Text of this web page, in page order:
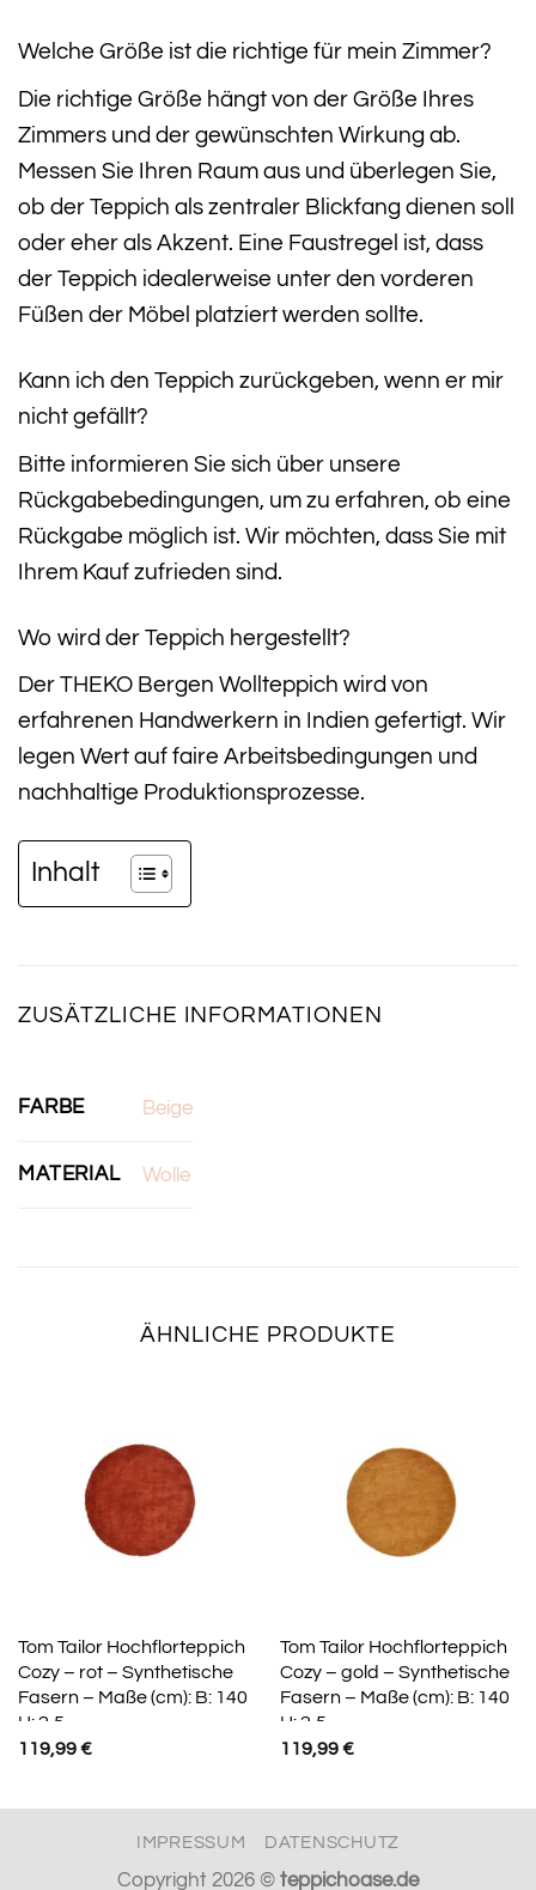
Welche Größe ist die richtige für mein Zimmer?
Die richtige Größe hängt von der Größe Ihres
Zimmers und der gewünschten Wirkung ab.
Messen Sie Ihren Raum aus und überlegen Sie,
ob der Teppich als zentraler Blickfang dienen soll
oder eher als Akzent. Eine Faustregel ist, dass
der Teppich idealerweise unter den vorderen
Füßen der Möbel platziert werden sollte.
Kann ich den Teppich zurückgeben, wenn er mir
nicht gefällt?
Bitte informieren Sie sich über unsere
Rückgabebedingungen, um zu erfahren, ob eine
Rückgabe möglich ist. Wir möchten, dass Sie mit
Ihrem Kauf zufrieden sind.
Wo wird der Teppich hergestellt?
Der THEKO Bergen Wollteppich wird von
erfahrenen Handwerkern in Indien gefertigt. Wir
legen Wert auf faire Arbeitsbedingungen und
nachhaltige Produktionsprozesse.
Inhalt
ZUSÄTZLICHE INFORMATIONEN
FARBE Beige
MATERIAL Wolle
ÄHNLICHE PRODUKTE
Tom Tailor Hochflorteppich
Cozy – rot – Synthetische
Fasern – Maße (cm): B: 140
H: 2,5
119,99€
Tom Tailor Hochflorteppich
Cozy – gold – Synthetische
Fasern – Maße (cm): B: 140
H: 2,5
119,99€
IMPRESSUM DATENSCHUTZ
Copyright 2026 © teppichoase.de